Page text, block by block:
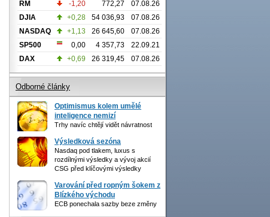
RM
-1,20 772,27
07.08.26
DJIA
+0,28 54 036,93
07.08.26
NASDAQ
+1,13 26 645,60
07.08.26
SP500
0,00 4 357,73
22.09.21
DAX
+0,69 26 319,45 07.08.26
Odborné články
Optimismus kolem umělé
inteligence nemizí
Trhy navíc chtějí vidět návratnost
Výsledková sezóna
Nasdaq pod tlakem, luxus s
rozdílnými výsledky a vývoj akcií
CSG před klíčovými výsledky
Varování před ropným šokem z
Blízkého východu
ECB ponechala sazby beze změny